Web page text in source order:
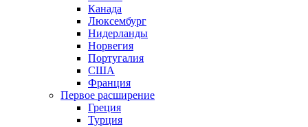
Канада
Люксембург
Нидерланды
Норвегия
Португалия
США
Франция
Первое расширение
Греция
Турция